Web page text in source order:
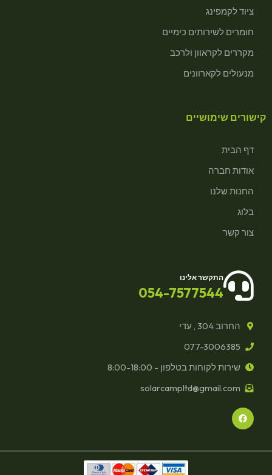
ציוד לקמפינג
חומרים לשירותים כימיים
מקררים לקראוון ולרכב
מנעולים לקארוונים
קישורים שימושיים
דף הבית
אודות חברה
החנות שלנו
בלוג
צור קשר
התקשר אלינו
054-7577544
החרוב 304 , עדי
077-3006385
שירות לקוחות בטלפון - 8:00-18:00
solarcampltd@gmail.com
F
a
c
o